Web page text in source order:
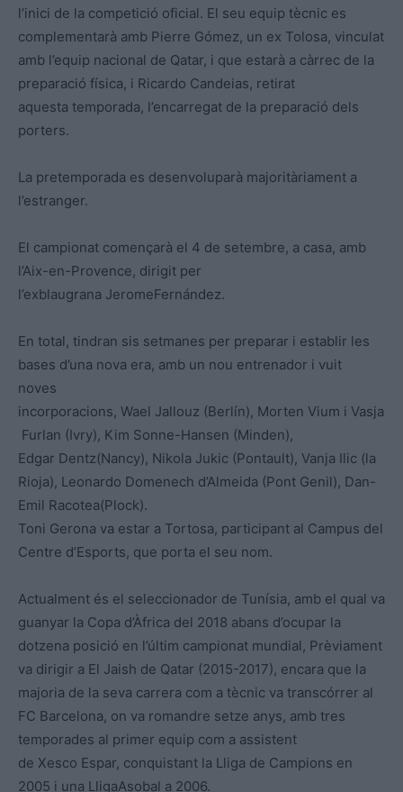
l’inici de la competició oficial. El seu equip tècnic es
complementarà amb Pierre Gómez, un ex Tolosa, vinculat
amb l’equip nacional de Qatar, i que estarà a càrrec de la
preparació física, i Ricardo Candeias, retirat
aquesta temporada, l’encarregat de la preparació dels
porters.
La pretemporada es desenvoluparà majoritàriament a
l’estranger.
El campionat començarà el 4 de setembre, a casa, amb
l’Aix-en-Provence, dirigit per
l’exblaugrana JeromeFernández.
En total, tindran sis setmanes per preparar i establir les
bases d’una nova era, amb un nou entrenador i vuit
noves
incorporacions, Wael Jallouz (Berlín), Morten Vium i Vasja
Furlan (Ivry), Kim Sonne-Hansen (Minden),
Edgar Dentz(Nancy), Nikola Jukic (Pontault), Vanja Ilic (la
Rioja), Leonardo Domenech d’Almeida (Pont Genil), Dan-
Emil Racotea(Plock).
Toni Gerona va estar a Tortosa, participant al Campus del
Centre d’Esports, que porta el seu nom.
Actualment és el seleccionador de Tunísia, amb el qual va
guanyar la Copa d’Àfrica del 2018 abans d’ocupar la
dotzena posició en l’últim campionat mundial, Prèviament
va dirigir a El Jaish de Qatar (2015-2017), encara que la
majoria de la seva carrera com a tècnic va transcórrer al
FC Barcelona, on va romandre setze anys, amb tres
temporades al primer equip com a assistent
de Xesco Espar, conquistant la Lliga de Campions en
2005 i una LligaAsobal a 2006.